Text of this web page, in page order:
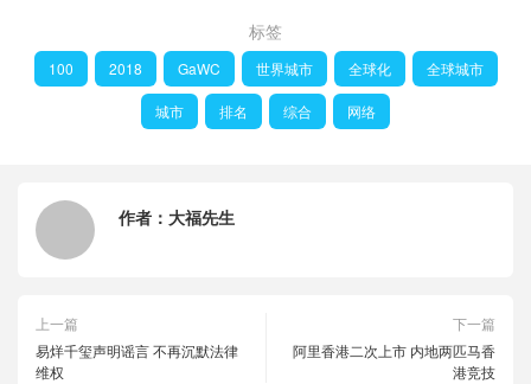
标签
100 2018 GaWC 世界城市 全球化 全球城市
城市 排名 综合 网络
作者： 大福先生
上一篇
易烊千玺声明谣言 不再沉默法律
维权
下一篇
阿里香港二次上市 内地两匹马香
港竞技